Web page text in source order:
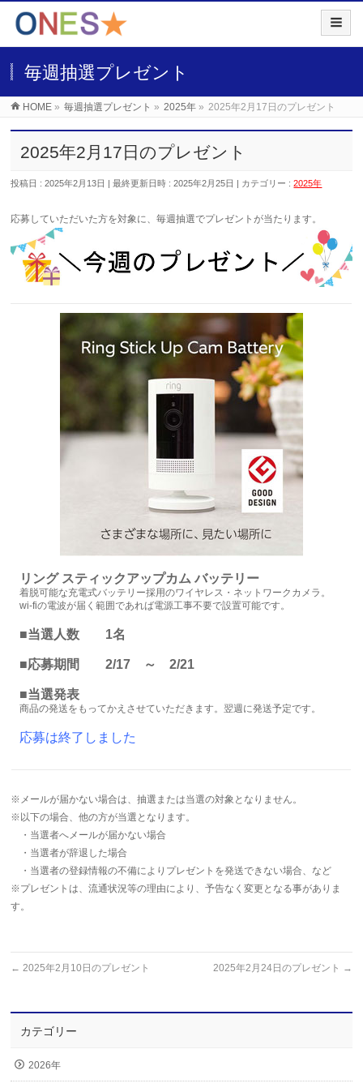
毎週抽選プレゼント
HOME » 毎週抽選プレゼント » 2025年 » 2025年2月17日のプレゼント
2025年2月17日のプレゼント
投稿日 : 2025年2月13日 最終更新日時 : 2025年2月25日 カテゴリー :2025年
応募していただいた方を対象に、毎週抽選でプレゼントが当たります。
リング スティックアップカム バッテリー
着脱可能な充電式バッテリー採用のワイヤレス・ネットワークカメラ。
wi-fiの電波が届く範囲であれば電源工事不要で設置可能です。
■当選人数 1名
■応募期間 2/17 ～ 2/21
■当選発表
商品の発送をもってかえさせていただきます。翌週に発送予定です。
応募は終了しました
※メールが届かない場合は、抽選または当選の対象となりません。
※以下の場合、他の方が当選となります。
・当選者へメールが届かない場合
・当選者が辞退した場合
・当選者の登録情報の不備によりプレゼントを発送できない場合、など
※プレゼントは、流通状況等の理由により、予告なく変更となる事がありま
す。
← 2025年2月10日のプレゼント 2025年2月24日のプレゼント →
カテゴリー
2026年